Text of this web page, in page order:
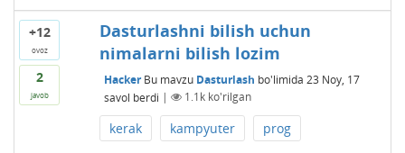
+12
ovoz
2
javob
Dasturlashni bilish uchun
nimalarni bilish lozim
Hacker Bu mavzu Dasturlash bo'limida 23 Noy, 17
savol berdi | 1.1kko'rilgan
kerak kampyuter prog